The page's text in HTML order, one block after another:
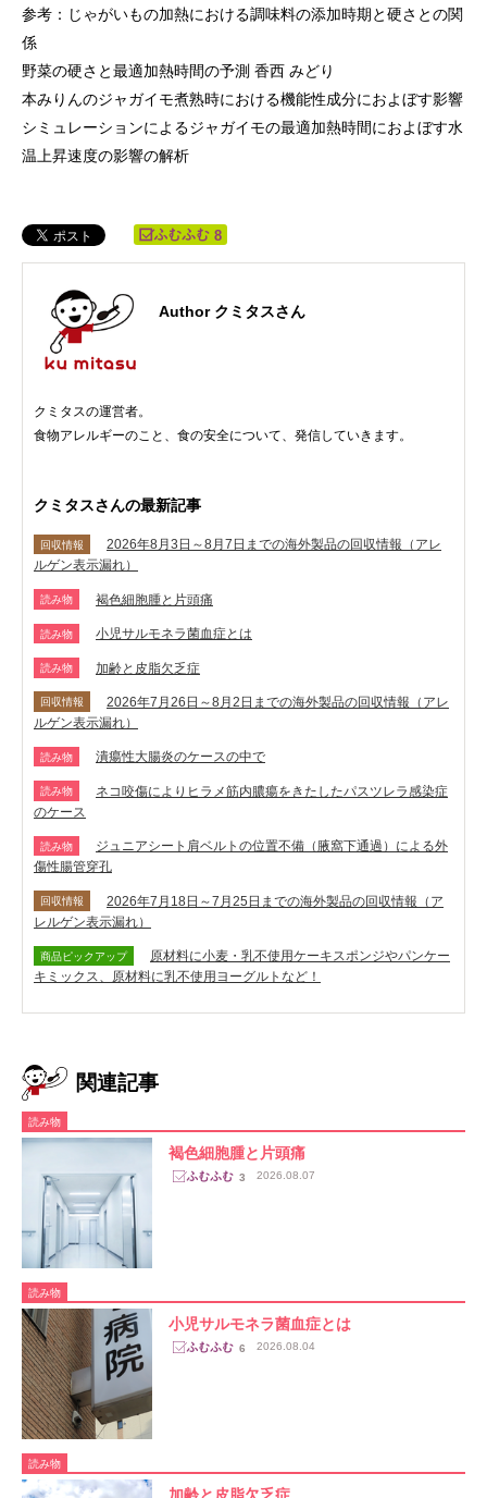
参考：じゃがいもの加熱における調味料の添加時期と硬さとの関
係
野菜の硬さと最適加熱時間の予測 香西 みどり
本みりんのジャガイモ煮熟時における機能性成分におよぼす影響
シミュレーションによるジャガイモの最適加熱時間におよぼす水
温上昇速度の影響の解析
8
Author クミタスさん
クミタスの運営者。
食物アレルギーのこと、食の安全について、発信していきます。
クミタスさんの最新記事
回収情報
2026年8月3日～8月7日までの海外製品の回収情報（アレ
ルゲン表示漏れ）
読み物 褐色細胞腫と片頭痛
読み物 小児サルモネラ菌血症とは
読み物 加齢と皮脂欠乏症
回収情報
2026年7月26日～8月2日までの海外製品の回収情報（アレ
ルゲン表示漏れ）
読み物 潰瘍性大腸炎のケースの中で
読み物
ネコ咬傷によりヒラメ筋内膿瘍をきたしたパスツレラ感染症
のケース
読み物
ジュニアシート肩ベルトの位置不備（腋窩下通過）による外
傷性腸管穿孔
回収情報
2026年7月18日～7月25日までの海外製品の回収情報（ア
レルゲン表示漏れ）
商品ピックアップ
原材料に小麦・乳不使用ケーキスポンジやパンケー
キミックス、原材料に乳不使用ヨーグルトなど！
関連記事
読み物
褐色細胞腫と片頭痛
3 2026.08.07
読み物
小児サルモネラ菌血症とは
6 2026.08.04
読み物
加齢と皮脂欠乏症